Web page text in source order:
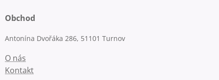
Obchod
Antonína Dvořáka 286, 51101 Turnov
O nás
Kontakt